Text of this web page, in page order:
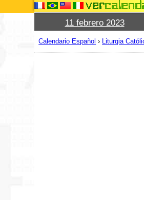
11 febrero 2023
Calendario Español › Liturgia